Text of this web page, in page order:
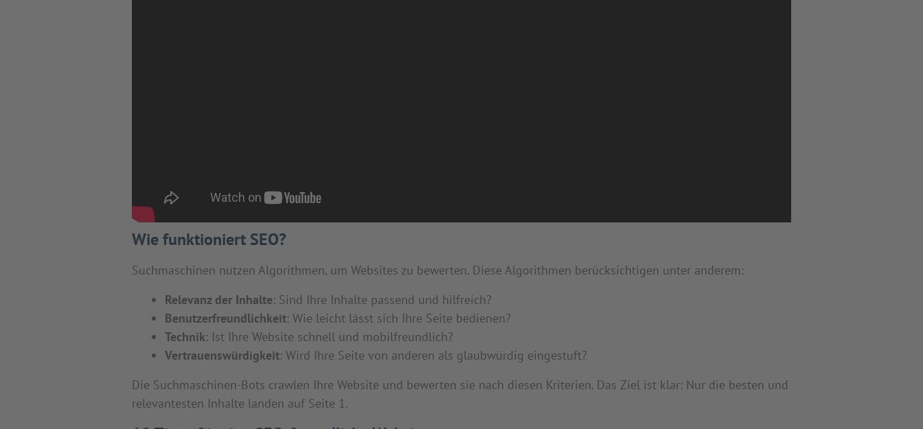
Wie funktioniert SEO?
Suchmaschinen nutzen Algorithmen, um Websites zu bewerten. Diese Algorithmen berücksichtigen unter anderem:
Relevanz der Inhalte: Sind Ihre Inhalte passend und hilfreich?
Benutzerfreundlichkeit: Wie leicht lässt sich Ihre Seite bedienen?
Technik: Ist Ihre Website schnell und mobilfreundlich?
Vertrauenswürdigkeit: Wird Ihre Seite von anderen als glaubwürdig eingestuft?
Die Suchmaschinen-Bots crawlen Ihre Website und bewerten sie nach diesen Kriterien. Das Ziel ist klar: Nur die besten und
relevantesten Inhalte landen auf Seite 1.